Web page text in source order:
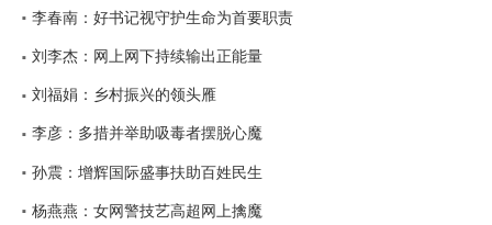
李春南：好书记视守护生命为首要职责
刘李杰：网上网下持续输出正能量
刘福娟：乡村振兴的领头雁
李彦：多措并举助吸毒者摆脱心魔
孙震：增辉国际盛事扶助百姓民生
杨燕燕：女网警技艺高超网上擒魔